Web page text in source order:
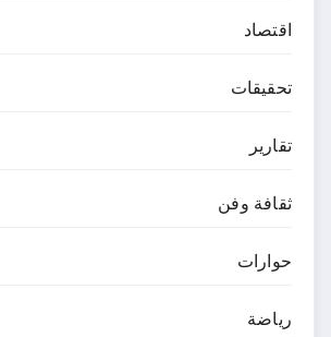
اقتصاد
تحقيقات
تقارير
ثقافة وفن
حوارات
رياضة